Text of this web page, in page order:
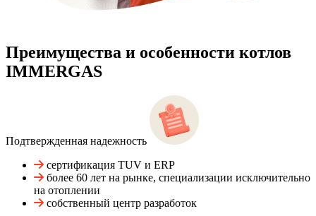
Преимущества и особенности котлов
IMMERGAS
Подтвержденная надежность
сертификация TUV и ERP
более 60 лет на рынке, специализации исключительно
на отоплении
собственный центр разработок